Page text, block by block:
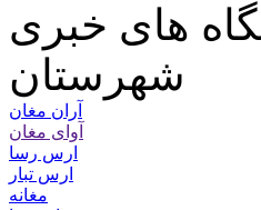
های خبری
شهرستان
آران مغان
آوای مغان
ارس رسا
ارس تبار
مغانه